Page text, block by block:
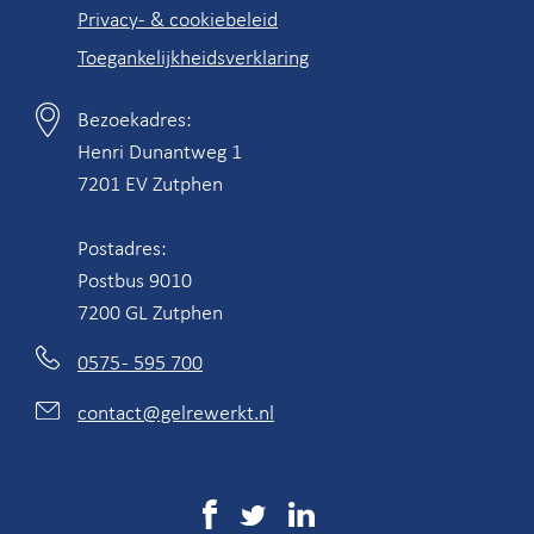
Privacy- & cookiebeleid
Toegankelijkheidsverklaring
Contactgegevens
Bezoekadres:
Henri Dunantweg 1
7201 EV Zutphen
Postadres:
Postbus 9010
7200 GL Zutphen
0575 - 595 700
contact@gelrewerkt.nl